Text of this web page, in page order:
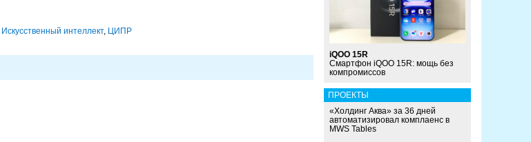
Искусственный интеллект, ЦИПР
iQOO 15R
Смартфон iQOO 15R: мощь без
компромиссов
ПРОЕКТЫ
«Холдинг Аква» за 36 дней
автоматизировал комплаенс в
MWS Tables